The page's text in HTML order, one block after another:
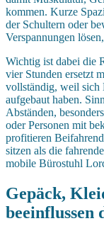
kommen. Kurze
der Schultern oder
Verspannungen
Wichtig ist dabei die
vier Stunden ersetzt
vollständig, weil sich
aufgebaut haben.
Abständen,
oder Personen mit
profitieren
sitzen als die
mobile Bürostuhl
Gepäck,
beeinflussen